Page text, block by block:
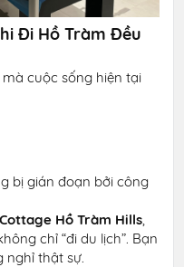
Đi Hồ Tràm Đều
cuộc sống hiện tại
bị gián đoạn bởi công
Hồ Tràm Hills,
chỉ “đi du lịch”. Bạn
nghỉ thật sự.